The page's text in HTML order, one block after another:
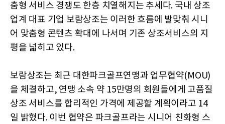
춤형 서비스 경쟁도 한층 치열해지는 추세다. 국내 상조
업계 대표 기업 보람상조는 이러한 흐름에 발맞춰 시니
어 맞춤형 콘텐츠 확대에 나서며 기존 상조서비스의 지
평을 넓히고 있다.
보람상조는 최근 대한파크골프연맹과 업무협약(MOU)
을 체결하고, 연맹 소속 약 15만명의 회원들에게 고품질
상조 서비스를 합리적인 가격에 제공할 계획이라고 14
일 밝혔다. 이번 협약은 파크골프라는 시니어 친화형 스